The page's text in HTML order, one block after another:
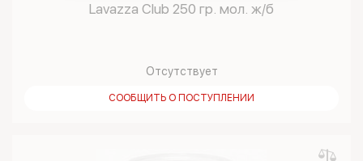
Lavazza Club 250 гр. мол. ж/б
Отсутствует
СООБЩИТЬ О ПОСТУПЛЕНИИ